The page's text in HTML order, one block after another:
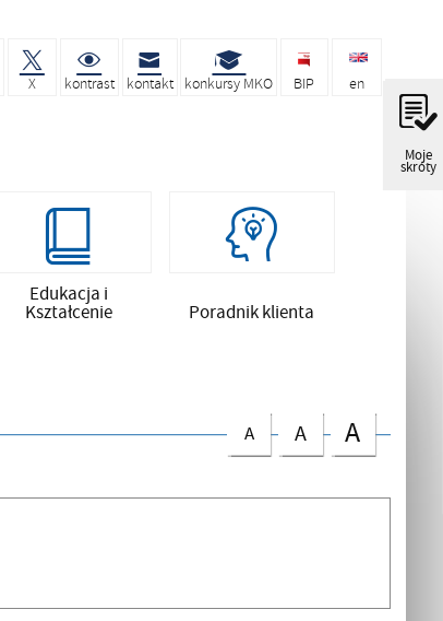
Moje
skróty
X kontrast kontakt konkursy MKO BIP en
Edukacja i
Kształcenie Poradnik klienta
A A A